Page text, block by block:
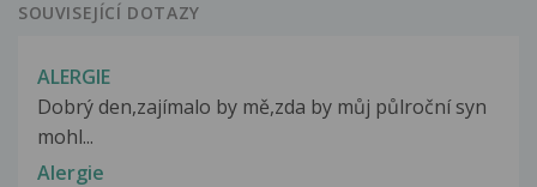
SOUVISEJÍCÍ DOTAZY
ALERGIE
Dobrý den,zajímalo by mě,zda by můj půlroční syn
mohl...
Alergie